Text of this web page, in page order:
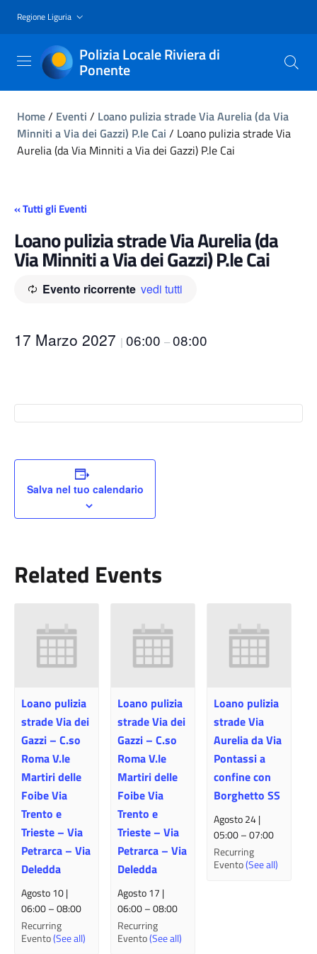
Regione Liguria
Polizia Locale Riviera di
Ponente
Home/ Eventi / Loano pulizia strade Via Aurelia (da Via
Minniti a Via dei Gazzi) P.le Cai / Loano pulizia strade Via
Aurelia (da Via Minniti a Via dei Gazzi) P.le Cai
« Tutti gli Eventi
Loano pulizia strade Via Aurelia (da
Via Minniti a Via dei Gazzi) P.le Cai
Evento ricorrente vedi tutti
17 Marzo 2027 | 06:00 –08:00
Salva nel tuo calendario
Related Events
Loano pulizia
strade Via dei
Gazzi – C.so
Roma V.le
Martiri delle
Foibe Via
Trento e
Trieste – Via
Petrarca – Via
Deledda
Agosto 10 |
06:00–08:00
Recurring
Evento(See all)
Loano pulizia
strade Via dei
Gazzi – C.so
Roma V.le
Martiri delle
Foibe Via
Trento e
Trieste – Via
Petrarca – Via
Deledda
Agosto 17 |
06:00–08:00
Recurring
Evento(See all)
Loano pulizia
strade Via
Aurelia da Via
Pontassi a
confine con
Borghetto SS
Agosto 24 |
05:00–07:00
Recurring
Evento(See all)